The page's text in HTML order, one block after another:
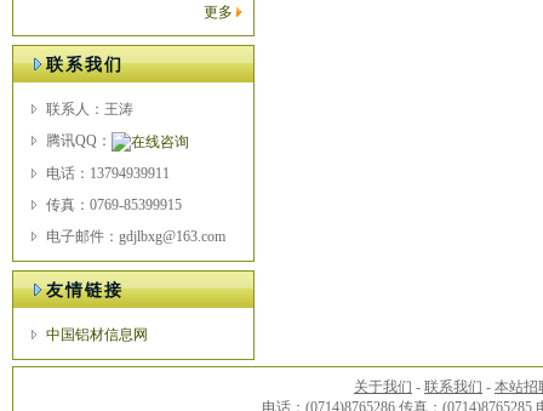
更多
联系我们
联系人：王涛
腾讯QQ：
电话：13794939911
传真：0769-85399915
电子邮件：gdjlbxg@163.com
友情链接
中国铝材信息网
关于我们 - 联系我们 - 本站招
电话：(0714)8765286 传真：(0714)8765285